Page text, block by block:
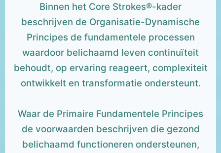
Binnen het Core Strokes®-kader
beschrijven de Organisatie-Dynamische
Principes de fundamentele processen
waardoor belichaamd leven continuïteit
behoudt, op ervaring reageert, complexiteit
ontwikkelt en transformatie ondersteunt.
Waar de Primaire Fundamentele Principes
de voorwaarden beschrijven die gezond
belichaamd functioneren ondersteunen,